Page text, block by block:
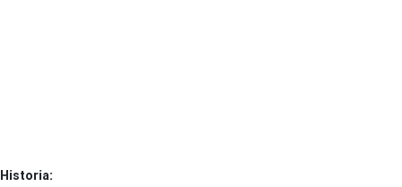
Historia: